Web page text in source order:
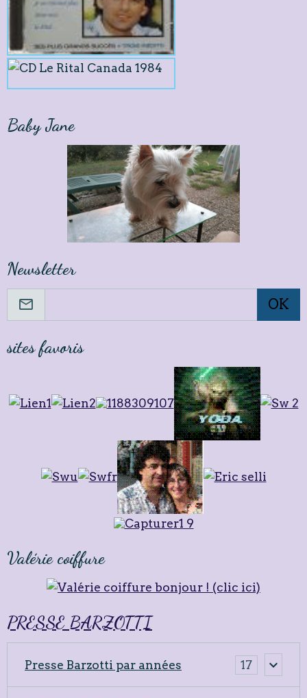
Baby Jane
Newsletter
OK
sites favoris
Valérie coiffure
PRESSE BARZOTTI
Presse Barzotti par années 17